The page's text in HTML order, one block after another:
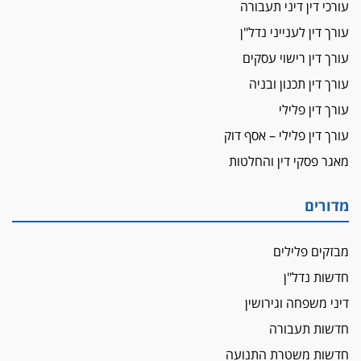
ביה"ד המשמעתי ביטל השעיה לצמיתות של
עורכת-דין שהביעה שמחה ב-7 באוקטובר
אשם
עו"ד הלל בבייב הורשע בהונאת עשרות לקוחות,
ההסדר: 7-9 שנות מאסר
דין ומקרקעין
עורך דין ברמת השרון נחקר בחשד למרמה בעסקת
תובעת משטרתית פוטרה בחשד לעישון סמים
שנחשף בפעילות בלשים בטלגרם
לא בכל יום
הכנסת אישרה
הגבלת שכר טרחה בייצוג נכי צה"ל ונפגעי פעולות
איבה
עורכי דין דיני תעבורה
עורך דין לענייני נדל"ן
עורך דין רישוי עסקים
עורך דין תכנון ובניה
עורך דין פלילי
עורך דין פלילי – אסף דוק
מאגר פסקי דין והחלטות
מדורים
מבזקים פלילים
חדשות נדל"ן
דיני משפחה וגירושין
חדשות תעבורה
חדשות משטרת התנועה